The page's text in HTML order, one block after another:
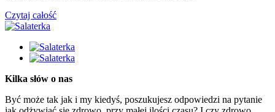
Czytaj całość
Kilka słów o nas
Być może tak jak i my kiedyś, poszukujesz odpowiedzi na pytanie